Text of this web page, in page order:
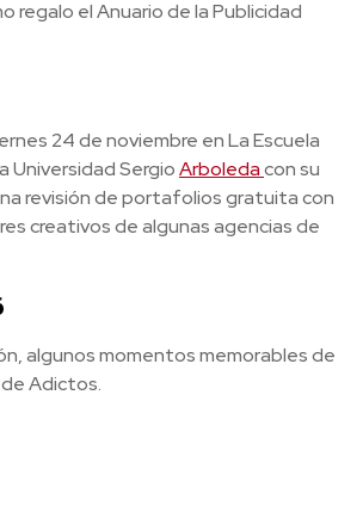
regalo el Anuario de la Publicidad
24 de noviembre en La Escuela
Universidad SergioArboledacon su
revisión de portafolios gratuita con
creativos de algunas agencias de
algunos momentos memorables de
Adictos.